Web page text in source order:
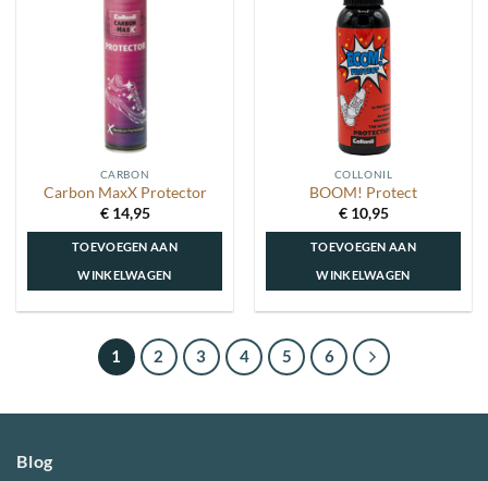
CARBON
Carbon MaxX Protector
€14,95
TOEVOEGEN AAN
WINKELWAGEN
COLLONIL
BOOM! Protect
€10,95
TOEVOEGEN AAN
WINKELWAGEN
1 2 3 4 5 6
Blog